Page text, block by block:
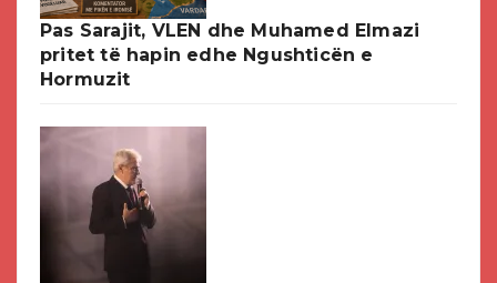
Pas Sarajit, VLEN dhe Muhamed Elmazi
pritet të hapin edhe Ngushticën e
Hormuzit